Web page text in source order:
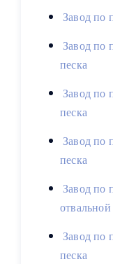
Завод по
Завод по
песка
Завод по
песка
Завод по
песка
Завод по
Завод по
песка